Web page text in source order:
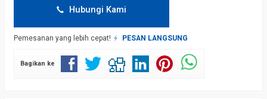
Hubungi Kami
Pemesanan yang lebih cepat! PESAN LANGSUNG
Bagikan ke